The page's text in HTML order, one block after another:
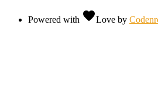
Powered with favoriteLove by